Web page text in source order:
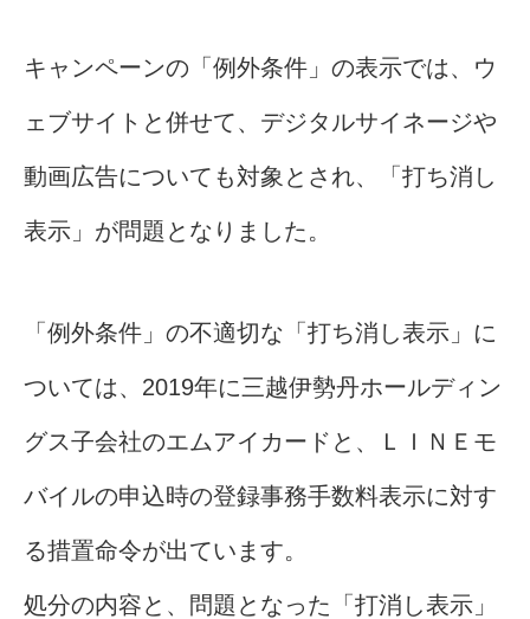
キャンペーンの「例外条件」の表示では、ウ
ェブサイトと併せて、デジタルサイネージや
動画広告についても対象とされ、「打ち消し
表示」が問題となりました。
「例外条件」の不適切な「打ち消し表示」に
ついては、2019年に三越伊勢丹ホールディン
グス子会社のエムアイカードと、ＬＩＮＥモ
バイルの申込時の登録事務手数料表示に対す
る措置命令が出ています。
処分の内容と、問題となった「打消し表示」